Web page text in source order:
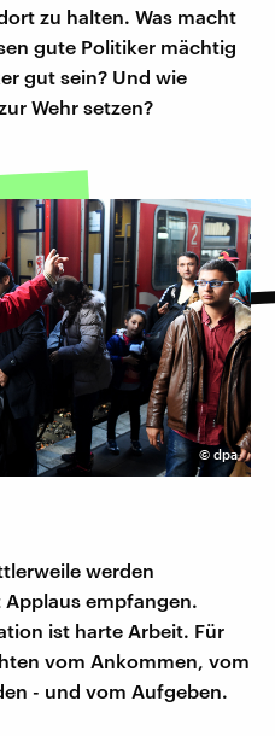
zu halten. Was macht
gute Politiker mächtig
gut sein? Und wie
Wehr setzen?
© dpa
werden
empfangen.
ist harte Arbeit. Für
vom Ankommen, vom
- und vom Aufgeben.